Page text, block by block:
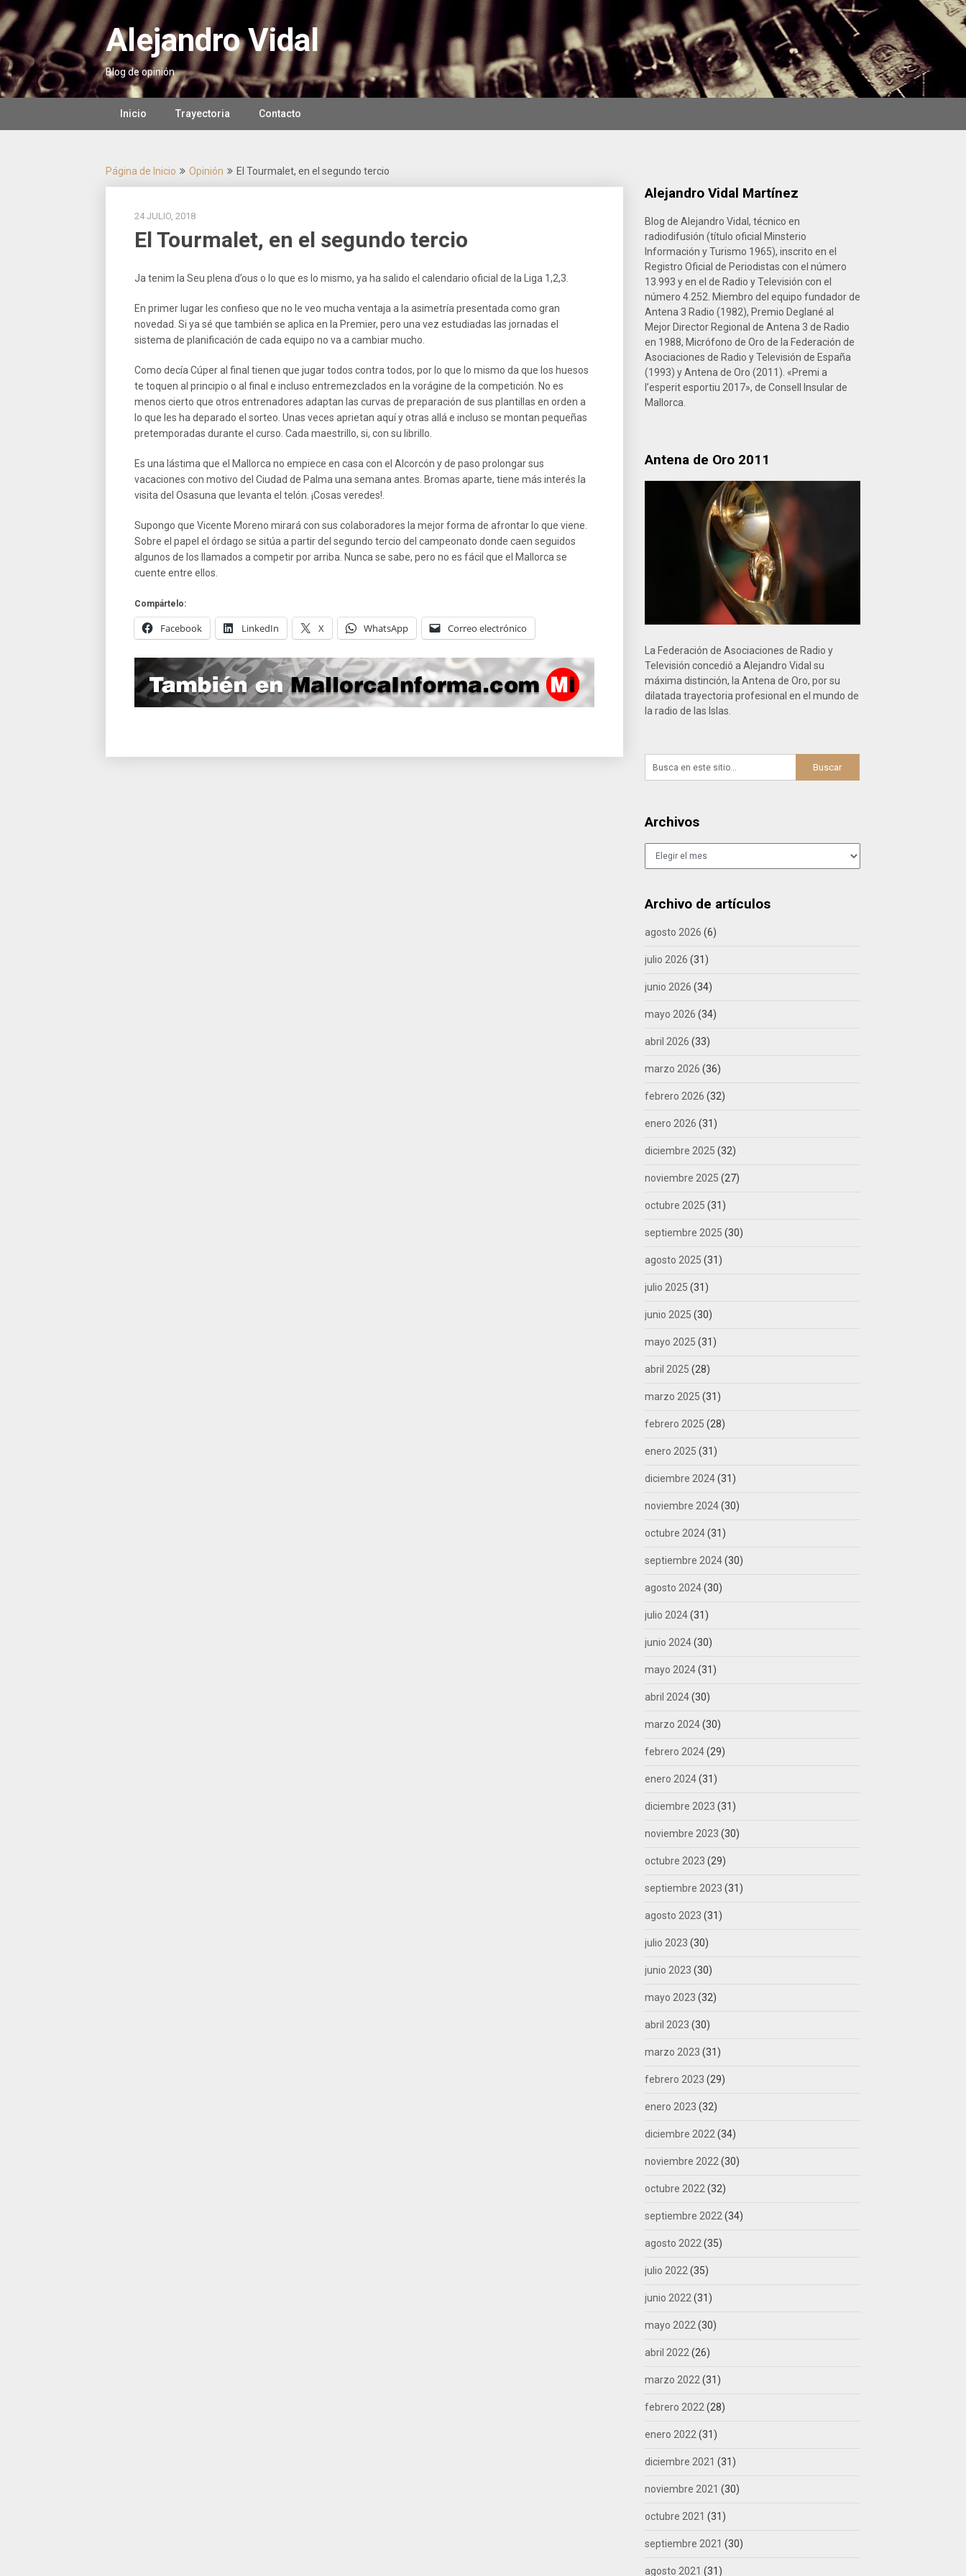
Saltar
al
contenido
Alejandro Vidal
Blog de opinión
Inicio Trayectoria Contacto
Página de Inicio Opinión El Tourmalet, en el segundo tercio
24 JULIO, 2018
El Tourmalet, en el segundo tercio
Ja tenim la Seu plena d’ous o lo que es lo mismo, ya ha salido el calendario oficial de la Liga 1,2,3.
En primer lugar les confieso que no le veo mucha ventaja a la asimetría presentada como gran
novedad. Si ya sé que también se aplica en la Premier, pero una vez estudiadas las jornadas el
sistema de planificación de cada equipo no va a cambiar mucho.
Como decía Cúper al final tienen que jugar todos contra todos, por lo que lo mismo da que los huesos
te toquen al principio o al final e incluso entremezclados en la vorágine de la competición. No es
menos cierto que otros entrenadores adaptan las curvas de preparación de sus plantillas en orden a
lo que les ha deparado el sorteo. Unas veces aprietan aquí y otras allá e incluso se montan pequeñas
pretemporadas durante el curso. Cada maestrillo, si, con su librillo.
Es una lástima que el Mallorca no empiece en casa con el Alcorcón y de paso prolongar sus
vacaciones con motivo del Ciudad de Palma una semana antes. Bromas aparte, tiene más interés la
visita del Osasuna que levanta el telón. ¡Cosas veredes!.
Supongo que Vicente Moreno mirará con sus colaboradores la mejor forma de afrontar lo que viene.
Sobre el papel el órdago se sitúa a partir del segundo tercio del campeonato donde caen seguidos
algunos de los llamados a competir por arriba. Nunca se sabe, pero no es fácil que el Mallorca se
cuente entre ellos.
Compártelo:
Facebook LinkedIn X WhatsApp Correo electrónico
Alejandro Vidal Martínez
Blog de Alejandro Vidal, técnico en
radiodifusión (título oficial Minsterio
Información y Turismo 1965), inscrito en el
Registro Oficial de Periodistas con el número
13.993 y en el de Radio y Televisión con el
número 4.252. Miembro del equipo fundador de
Antena 3 Radio (1982), Premio Deglané al
Mejor Director Regional de Antena 3 de Radio
en 1988, Micrófono de Oro de la Federación de
Asociaciones de Radio y Televisión de España
(1993) y Antena de Oro (2011). «Premi a
l’esperit esportiu 2017», de Consell Insular de
Mallorca.
Antena de Oro 2011
La Federación de Asociaciones de Radio y
Televisión concedió a Alejandro Vidal su
máxima distinción, la Antena de Oro, por su
dilatada trayectoria profesional en el mundo de
la radio de las Islas.
Archivos
Archivos
Archivo de artículos
agosto 2026 (6)
julio 2026 (31)
junio 2026 (34)
mayo 2026 (34)
abril 2026 (33)
marzo 2026 (36)
febrero 2026 (32)
enero 2026 (31)
diciembre 2025 (32)
noviembre 2025 (27)
octubre 2025 (31)
septiembre 2025 (30)
agosto 2025 (31)
julio 2025 (31)
junio 2025 (30)
mayo 2025 (31)
abril 2025 (28)
marzo 2025 (31)
febrero 2025 (28)
enero 2025 (31)
diciembre 2024(31)
noviembre 2024(30)
octubre 2024(31)
septiembre 2024(30)
agosto 2024(30)
julio 2024(31)
junio 2024(30)
mayo 2024(31)
abril 2024(30)
marzo 2024(30)
febrero 2024(29)
enero 2024(31)
diciembre 2023 (31)
noviembre 2023 (30)
octubre 2023 (29)
septiembre 2023 (31)
agosto 2023 (31)
julio 2023 (30)
junio 2023 (30)
mayo 2023 (32)
abril 2023 (30)
marzo 2023 (31)
febrero 2023 (29)
enero 2023 (32)
diciembre 2022 (34)
noviembre 2022 (30)
octubre 2022 (32)
septiembre 2022 (34)
agosto 2022 (35)
julio 2022 (35)
junio 2022 (31)
mayo 2022 (30)
abril 2022 (26)
marzo 2022 (31)
febrero 2022 (28)
enero 2022 (31)
diciembre 2021 (31)
noviembre 2021 (30)
octubre 2021 (31)
septiembre 2021 (30)
agosto 2021 (31)